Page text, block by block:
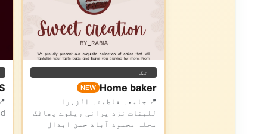
اٹک
Home baker
NEW
📍 جامعہ فاطمتہ الزہرا
للبنات نزد پرانی ریلوے پھاٹک
محلہ محمود آباد حسن ابدال